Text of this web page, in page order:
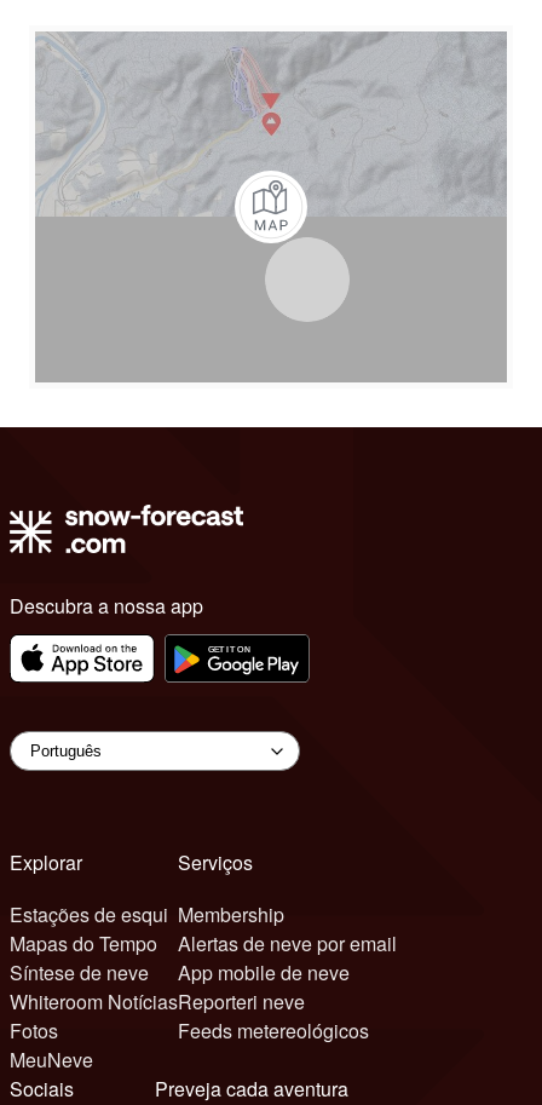
Descubra a nossa app
Explorar
Estações de esqui
Mapas do Tempo
Síntese de neve
Whiteroom Notícias
Fotos
MeuNeve
Serviços
Membership
Alertas de neve por email
App mobile de neve
Reporteri neve
Feeds metereológicos
Sociais
Preveja cada aventura